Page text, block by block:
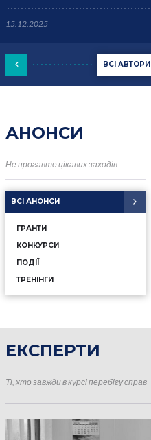
ВСІ АВТОРИ
15.12.2025
АНОНСИ
Не прогавте цікавих заходів
ВСІ АНОНСИ
ГРАНТИ
КОНКУРСИ
ПОДІЇ
ТРЕНІНГИ
ЕКСПЕРТИ
Ті, хто завжди в курсі перебігу справ